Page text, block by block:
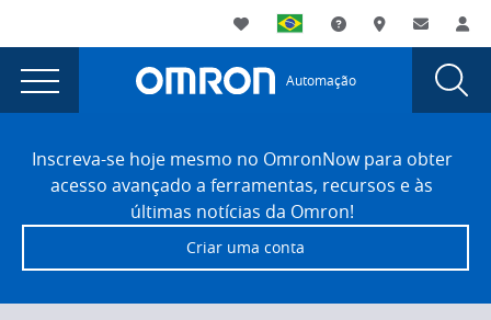
currently
viewing
the
movendo
variáveis
mídia
removível
Utility
Navigation
My List SuporteOnde comprar
Contato
Main
Navigation
Automação
NX
movendo
variáveis
com
FooterInscreva-se hoje mesmo no OmronNow para obter
acesso avançado a ferramentas, recursos e às
últimas notícias da Omron!
Criar uma conta